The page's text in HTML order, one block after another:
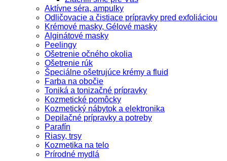
Aktívne séra, ampulky
Odličovacie a čistiace prípravky pred exfoliáciou
Krémové masky, Gélové masky
Alginátové masky
Peelingy
Ošetrenie očného okolia
Ošetrenie rúk
Špeciálne ošetrujúce krémy a fluid
Farba na obočie
Toniká a tonizačné prípravky
Kozmetické pomôcky
Kozmetický nábytok a elektronika
Depilačné prípravky a potreby
Parafín
Riasy, trsy
Kozmetika na telo
Prírodné mydlá